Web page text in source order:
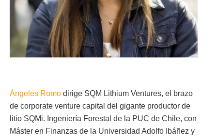
Ángeles Romo dirige SQM Lithium Ventures, el brazo
de corporate venture capital del gigante productor de
litio SQMi. Ingeniería Forestal de la PUC de Chile, con
Máster en Finanzas de la Universidad Adolfo Ibáñez y